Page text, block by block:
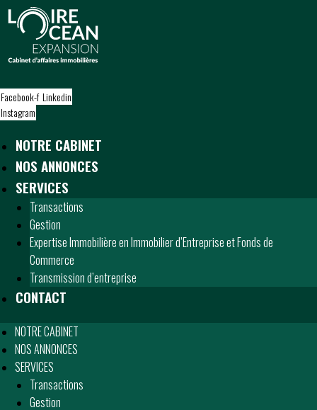
o
c
o
t
e
t
Facebook-f Linkedin
Instagram
NOTRE CABINET
NOS ANNONCES
SERVICES
Transactions
Gestion
Expertise Immobilière en Immobilier d’Entreprise et Fonds de
Commerce
Transmission d’entreprise
CONTACT
NOTRE CABINET
NOS ANNONCES
SERVICES
Transactions
Gestion